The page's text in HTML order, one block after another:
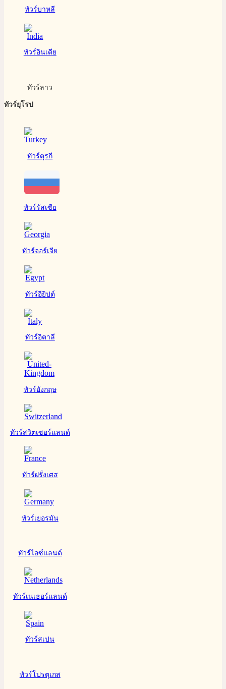
ทัวร์บาหลี
ทัวร์อินเดีย
ทัวร์ลาว
ทัวร์ยุโรป
ทัวร์ตุรกี
ทัวร์รัสเซีย
ทัวร์จอร์เจีย
ทัวร์อียิปต์
ทัวร์อิตาลี
ทัวร์อังกฤษ
ทัวร์สวิตเซอร์แลนด์
ทัวร์ฝรั่งเศส
ทัวร์เยอรมัน
ทัวร์ไอซ์แลนด์
ทัวร์เนเธอร์แลนด์
ทัวร์สเปน
ทัวร์โปรตุเกส